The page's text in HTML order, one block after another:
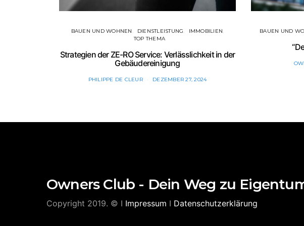
BAUEN UND WOHNEN DIENSTLEISTUNG
IMMOBILIEN
TOP THEMA
Strategien der ZE-RO Service: Verlässlichkeit in der
Gebäudereinigung
PHILIPPE DE CLEUR DEZEMBER 27, 2024
BAUEN UND
Owners Club - Dein Weg zu
Copyright 2019. © I Impressum I Datenschutzerklärung